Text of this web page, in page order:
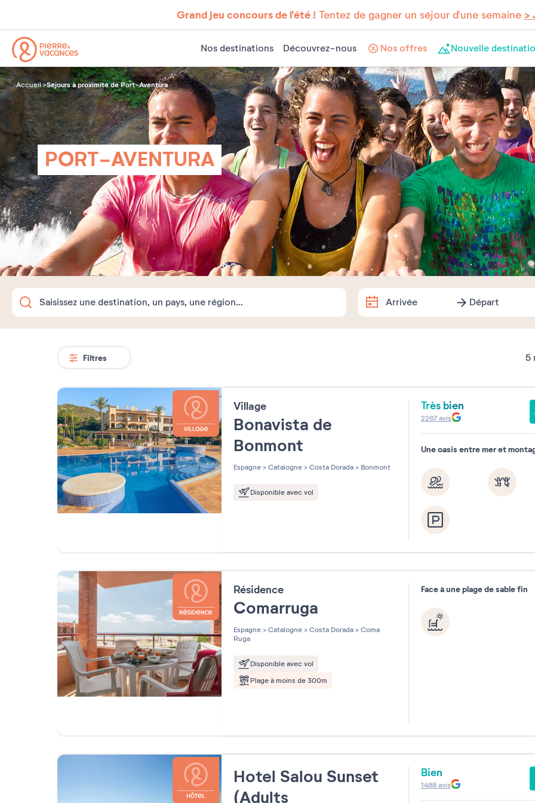
Grand jeu concours de l'été !Tentez de gagner un séjour d'une semaine >
Nos destinations Découvrez-nous Nos offres Nouvelle
Accueil Séjours à proximité de Port-Aventura
PORT-AVENTURA
Arrivée Départ
ma me
1
11 12 14
25 26
31
5
Filtres
Village
Bonavista de
Bonmont
Espagne > Catalogne > Costa Dorada > Bonmont
Disponible avec vol
Très bien
2287avis
Une oasis entre mer et
Résidence
Comarruga
Espagne > Catalogne > Costa Dorada > Coma
Ruga
Disponible avec vol
Plage à moins de 300m
Face à une plage de sable fin
Hotel Salou Sunset
(Adults
Bien
1488avis